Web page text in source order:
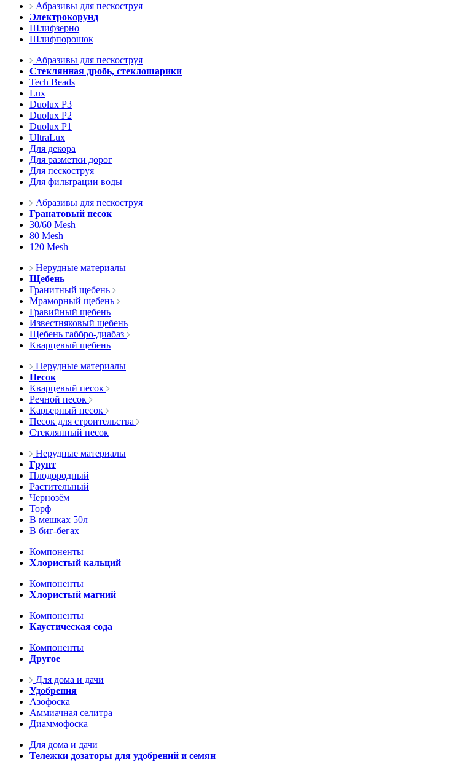
Абразивы для пескоструя
Электрокорунд
Шлифзерно
Шлифпорошок
Абразивы для пескоструя
Стеклянная дробь, стеклошарики
Tech Beads
Lux
Duolux P3
Duolux P2
Duolux P1
UltraLux
Для декора
Для разметки дорог
Для пескоструя
Для фильтрации воды
Абразивы для пескоструя
Гранатовый песок
30/60 Mesh
80 Mesh
120 Mesh
Нерудные материалы
Щебень
Гранитный щебень
Мраморный щебень
Гравийный щебень
Известняковый щебень
Щебень габбро-диабаз
Кварцевый щебень
Нерудные материалы
Песок
Кварцевый песок
Речной песок
Карьерный песок
Песок для строительства
Стеклянный песок
Нерудные материалы
Грунт
Плодородный
Растительный
Чернозём
Торф
В мешках 50л
В биг-бегах
Компоненты
Хлористый кальций
Компоненты
Хлористый магний
Компоненты
Каустическая сода
Компоненты
Другое
Для дома и дачи
Удобрения
Азофоска
Аммиачная селитра
Диаммофоска
Для дома и дачи
Тележки дозаторы для удобрений и семян